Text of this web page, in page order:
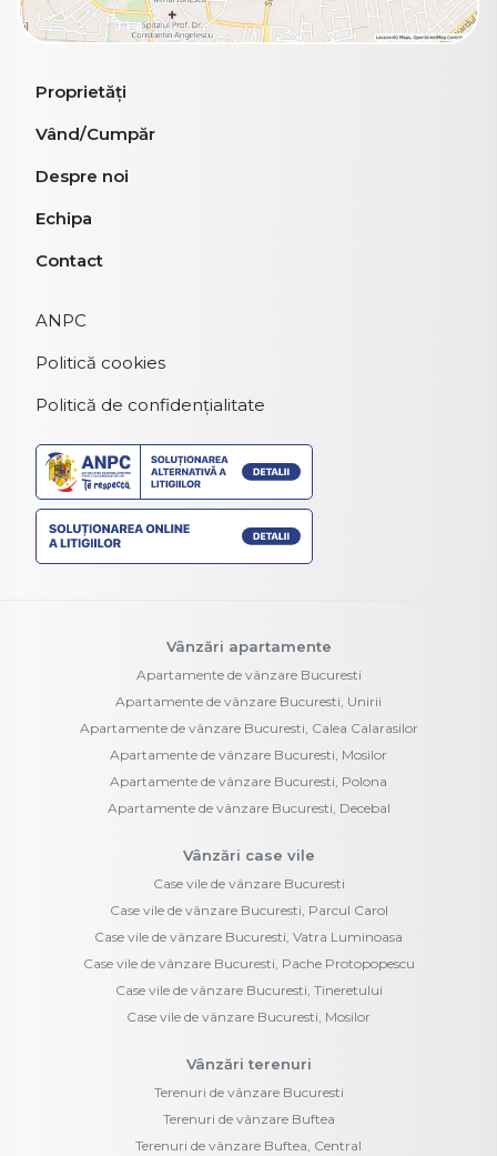
Proprietăți
Vând/Cumpăr
Despre noi
Echipa
Contact
ANPC
Politică cookies
Politică de confidențialitate
Vânzări apartamente
Apartamente de vânzare Bucuresti
Apartamente de vânzare Bucuresti, Unirii
Apartamente de vânzare Bucuresti, Calea Calarasilor
Apartamente de vânzare Bucuresti, Mosilor
Apartamente de vânzare Bucuresti, Polona
Apartamente de vânzare Bucuresti, Decebal
Vânzări case vile
Case vile de vânzare Bucuresti
Case vile de vânzare Bucuresti, Parcul Carol
Case vile de vânzare Bucuresti, Vatra Luminoasa
Case vile de vânzare Bucuresti, Pache Protopopescu
Case vile de vânzare Bucuresti, Tineretului
Case vile de vânzare Bucuresti, Mosilor
Vânzări terenuri
Terenuri de vânzare Bucuresti
Terenuri de vânzare Buftea
Terenuri de vânzare Buftea, Central